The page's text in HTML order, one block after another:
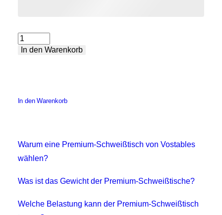
Schweißtisch
Premium
In den Warenkorb
In den Warenkorb
Warum eine Premium-Schweißtisch von Vostables
wählen?
Was ist das Gewicht der Premium-Schweißtische?
Welche Belastung kann der Premium-Schweißtisch